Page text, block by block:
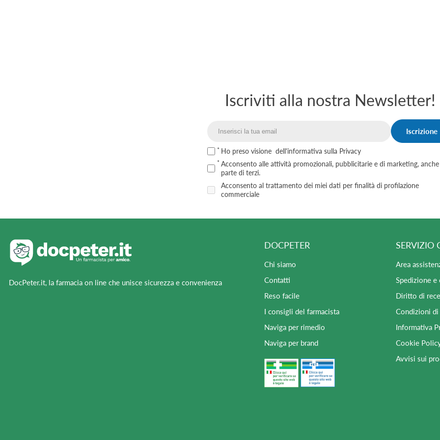
Iscriviti alla nostra Newsletter!
Iscrizione
Ho preso visione dell'informativa sulla Privacy
Acconsento alle attività promozionali, pubblicitarie e di marketing,
parte di terzi.
Acconsento al trattamento dei miei dati per finalità di profilazione
commerciale
DocPeter.it, la farmacia on line che unisce sicurezza e convenienza
DOCPETER
Chi siamo
Contatti
Reso facile
I consigli del farmacista
Naviga per rimedio
Naviga per brand
SERVIZIO
Area
Spedizione e
Diritto di
Condizioni
Informativa
Cookie
Avvisi sui